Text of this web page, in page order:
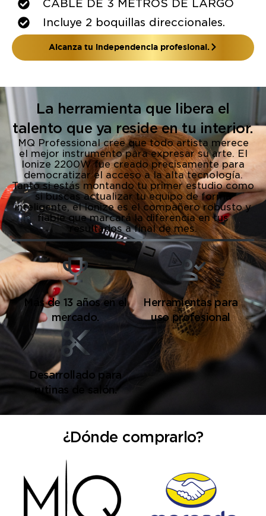
CABLE DE 3 METROS DE LARGO
Incluye 2 boquillas direccionales.
Alcanza tu independencia profesional.
La herramienta que libera el
talento que ya reside en tu interior.
MQ Professional cree que todo artista merece
el mejor instrumento para expresar su arte. El
Ionize 2200W fue creado precisamente para
democratizar el acceso a la alta tecnología.
Tanto si estás montando tu primer estudio como
si buscas actualizar tu equipo de forma
inteligente, el Ionize es el compañero robusto y
fiable que marcará la diferencia en tus
resultados a final de mes.
Más de 13 años en el
mercado.
Herramientas para
uso profesional
Desarrollado para
rutinas de salón.
¿Dónde comprarlo?